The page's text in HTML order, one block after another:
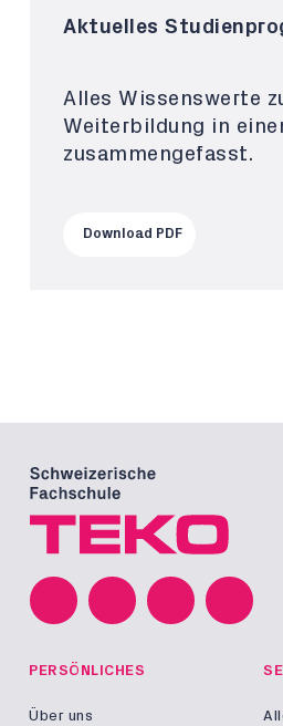
Aktuelles
Alles Wissenswerte
Weiterbildung in
zusammengefasst.
Download PDF
PERSÖNLICHES
Über uns